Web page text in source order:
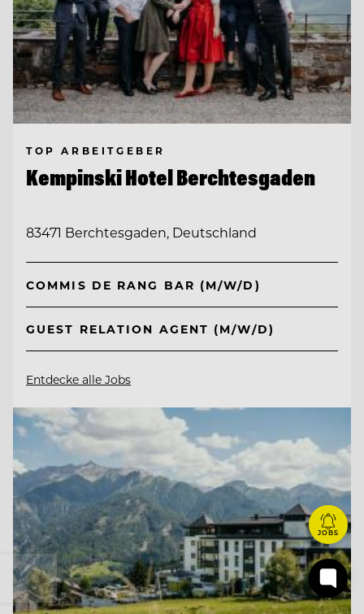
TOP ARBEITGEBER
Kempinski Hotel Berchtesgaden
83471 Berchtesgaden, Deutschland
COMMIS DE RANG BAR (M/W/D)
GUEST RELATION AGENT (M/W/D)
Entdecke alle Jobs
JOBS